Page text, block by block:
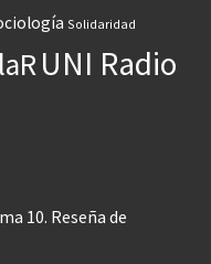
Solidaridad
UNI Radio
10. Reseña de